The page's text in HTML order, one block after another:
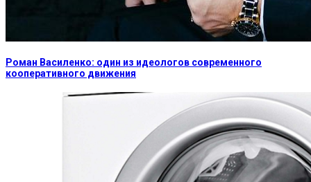
Роман Василенко: один из идеологов современного
кооперативного движения